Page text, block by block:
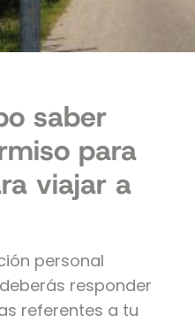
saber
para
viajar a
personal
responder
referentes a tu